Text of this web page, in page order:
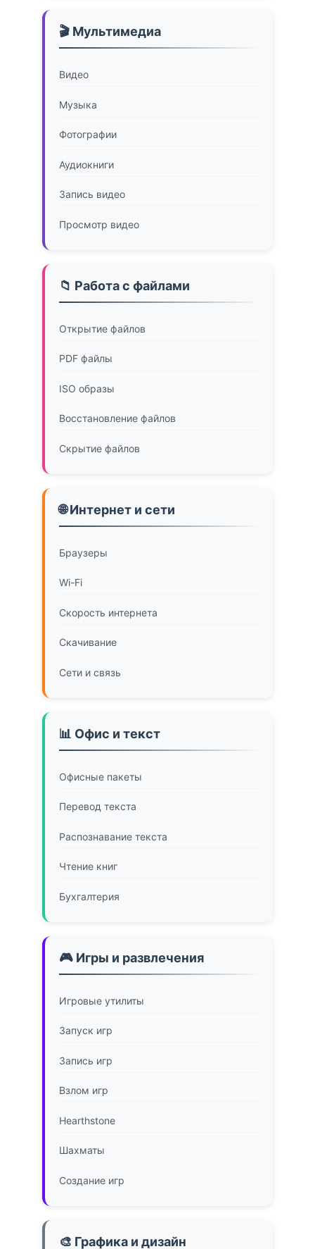
🎬 Мультимедиа
Видео
Музыка
Фотографии
Аудиокниги
Запись видео
Просмотр видео
📁 Работа с файлами
Открытие файлов
PDF файлы
ISO образы
Восстановление файлов
Скрытие файлов
🌐 Интернет и сети
Браузеры
Wi-Fi
Скорость интернета
Скачивание
Сети и связь
📊 Офис и текст
Офисные пакеты
Перевод текста
Распознавание текста
Чтение книг
Бухгалтерия
🎮 Игры и развлечения
Игровые утилиты
Запуск игр
Запись игр
Взлом игр
Hearthstone
Шахматы
Создание игр
🎨 Графика и дизайн